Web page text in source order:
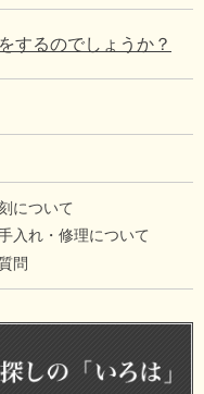
するのでしょうか？
について
入れ・修理について
問